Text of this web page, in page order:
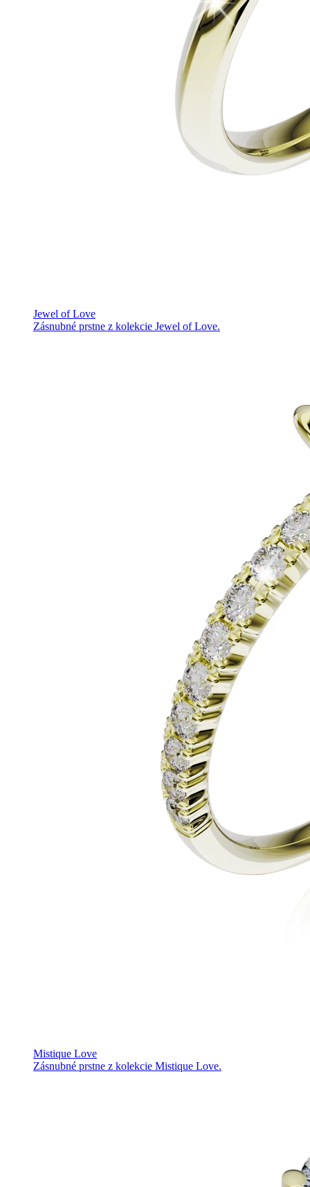
Jewel of Love
Zásnubné prstne z kolekcie Jewel of Love.
Mistique Love
Zásnubné prstne z kolekcie Mistique Love.